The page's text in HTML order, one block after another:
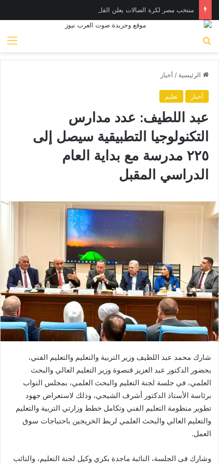
منتخب مصر لكرة الصالات يعلن القائمة استعدادًا لوديتي تنزانيا
الرئيسية / أخبار
أخبار تعليم
عبد اللطيف: عدد مدارس
التكنولوجيا التطبيقية سيصل إلى
٢٢٥ مدرسة مع بداية العام
الدراسي المقبل
شارك محمد عبد اللطيف وزير التربية والتعليم والتعليم الفني،
بحضور الدكتور عبد العزيز قنصوة وزير التعليم العالي والبحث
العلمي، في جلسة لجنة التعليم والبحث العلمي، بمجلس النواب
برئاسة الأستاذ الدكتور أشرف الشيحي، وذلك لاستعراض جهود
تطوير منظومة التعليم الفني وتكامل خطط وزارتي التربية والتعليم
والتعليم العالي والبحث العلمي لربط الخريجين باحتياجات سوق
العمل.
وشارك فى الجلسة، النائبة ماجدة بكري وكيل لجنة التعليم، والنائب